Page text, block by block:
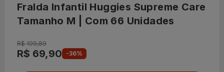
Fralda Infantil Huggies Supreme Care
Tamanho M | Com 66 Unidades
R$ 109,89
R$ 69,90 -36%